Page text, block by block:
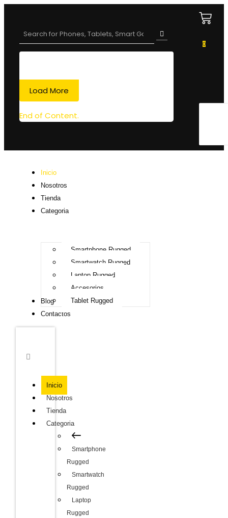
Load More
End of Content.
0
Inicio
Nosotros
Tienda
Categoria
Smartphone Rugged
Smartwatch Rugged
Laptop Rugged
Accesorios
Tablet Rugged
Blog
Contactos
Inicio
Nosotros
Tienda
Categoria
Smartphone
Rugged
Smartwatch
Rugged
Laptop
Rugged